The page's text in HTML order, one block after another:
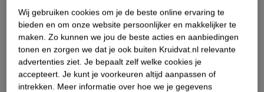
Bestel & Bezorginformatie
Aanvullende informatie
Wij gebruiken cookies om je de beste online ervaring te
bieden en om onze website persoonlijker en makkelijker te
maken. Zo kunnen we jou de beste acties en aanbiedingen
tonen en zorgen we dat je ook buiten Kruidvat.nl relevante
advertenties ziet. Je bepaalt zelf welke cookies je
accepteert. Je kunt je voorkeuren altijd aanpassen of
intrekken. Meer informatie over hoe we je gegevens